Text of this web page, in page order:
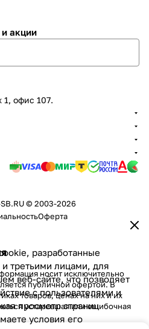
разработанные
третьими лицами, для
веб-сайте, что позволяет
с пользователями и
просмотр страниц
условия его
и акции
1, офис 107.
© 2003-2026
Оферта
носит исключительно
публичной офертой. В
товаров, ценах на них и их
устаревшая или ошибочная